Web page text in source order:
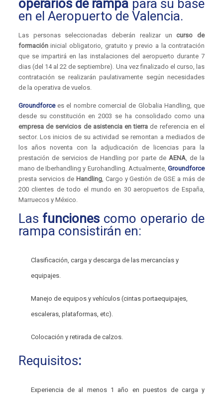
operarios de rampa para su base
en el Aeropuerto de Valencia.
Las personas seleccionadas deberán realizar un curso de
formacióninicial obligatorio, gratuito y previo a la contratación
que se impartirá en las instalaciones del aeropuerto durante 7
dias (del 14 al 22 de septiembre). Una vez finalizado el curso, las
contratación se realizarán paulativamente según necesidades
de la operativa de vuelos.
Groundforcees el nombre comercial de Globalia Handling, que
desde su constitución en 2003 se ha consolidado como una
empresa de servicios de asistencia en tierra de referencia en el
sector. Los inicios de su actividad se remontan a mediados de
los años noventa con la adjudicación de licencias para la
prestación de servicios de Handling por parte de AENA, de la
mano de Iberhandling y Eurohandling. Actualmente,Groundforce
presta servicios de Handling, Cargo y Gestión de GSE a más de
200 clientes de todo el mundo en 30 aeropuertos de España,
Marruecos y México.
Las funciones como operario de
rampa consistirán en:
Clasificación, carga y descarga de las mercancías y
equipajes.
Manejo de equipos y vehículos (cintas portaequipajes,
escaleras, plataformas, etc).
Colocación y retirada de calzos.
Requisitos:
Experiencia de al menos 1 año en puestos de carga y